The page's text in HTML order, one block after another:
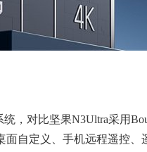
，对比坚果N3Ultra采用
自定义、手机远程遥控